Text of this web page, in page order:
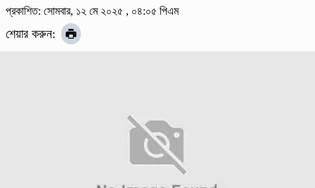
প্রকাশিত: সোমবার, ১২ মে ২০২৫ , ০৪:০৫ পিএম
শেয়ার করুন: